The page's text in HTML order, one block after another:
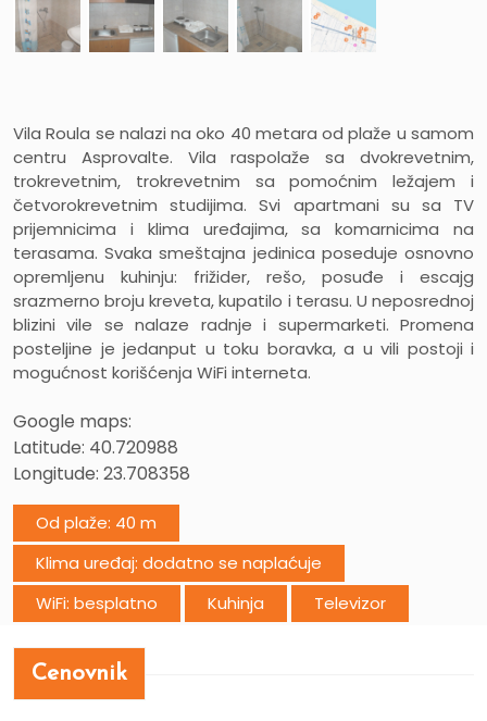
Vila Roula se nalazi na oko 40 metara od plaže u samom
centru Asprovalte. Vila raspolaže sa dvokrevetnim,
trokrevetnim, trokrevetnim sa pomoćnim ležajem i
četvorokrevetnim studijima. Svi apartmani su sa TV
prijemnicima i klima uređajima, sa komarnicima na
terasama. Svaka smeštajna jedinica poseduje osnovno
opremljenu kuhinju: frižider, rešo, posuđe i escajg
srazmerno broju kreveta, kupatilo i terasu. U neposrednoj
blizini vile se nalaze radnje i supermarketi. Promena
posteljine je jedanput u toku boravka, a u vili postoji i
mogućnost korišćenja WiFi interneta.
Google maps:
Latitude: 40.720988
Longitude: 23.708358
Od plaže: 40 m
Klima uređaj: dodatno se naplaćuje
WiFi: besplatno
Kuhinja Televizor
Cenovnik